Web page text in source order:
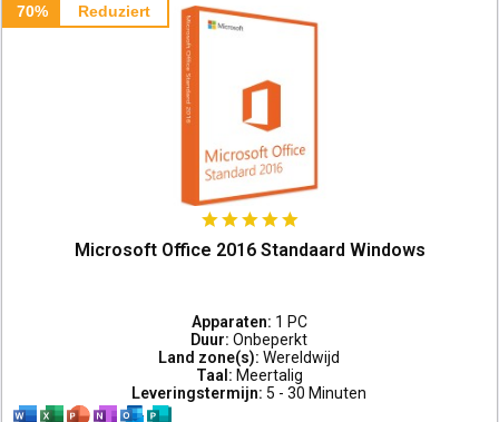
70% Reduziert
Microsoft Office 2016 Standaard Windows
Apparaten: 1 PC
Duur:Onbeperkt
Land zone(s):Wereldwijd
Taal: Meertalig
Leveringstermijn: 5 - 30 Minuten